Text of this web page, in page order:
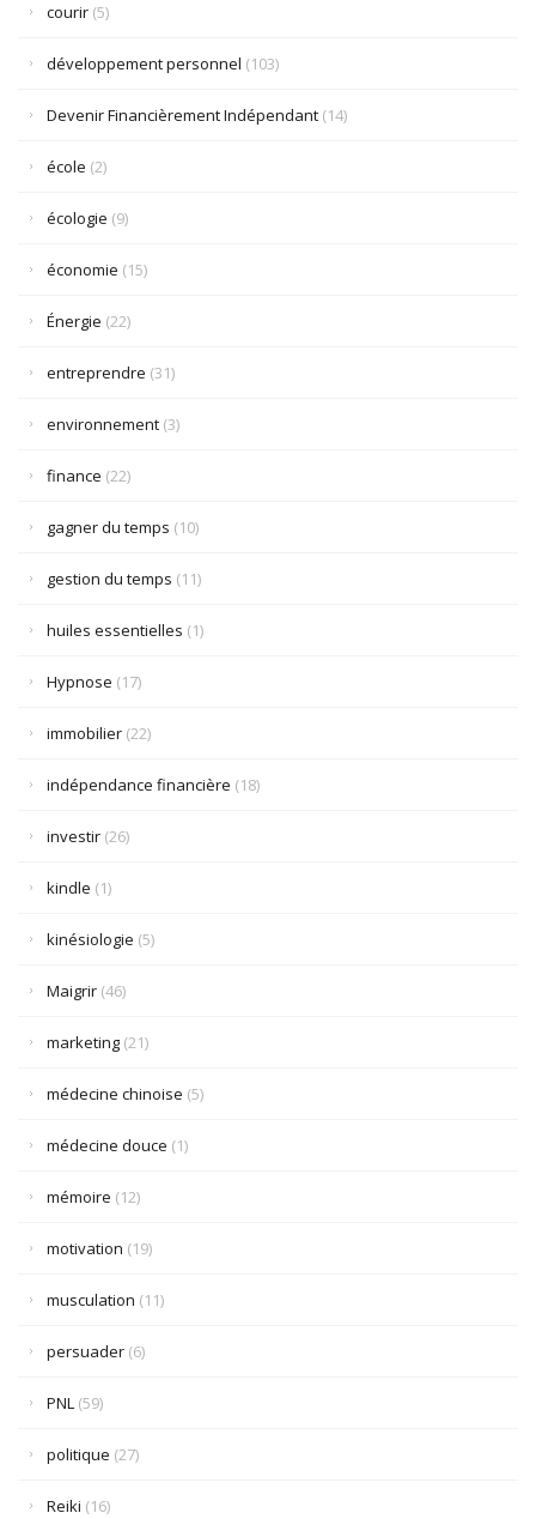
courir (5)
développement personnel (103)
Devenir Financièrement Indépendant (14)
école (2)
écologie (9)
économie (15)
Énergie (22)
entreprendre (31)
environnement (3)
finance (22)
gagner du temps (10)
gestion du temps (11)
huiles essentielles (1)
Hypnose (17)
immobilier (22)
indépendance financière (18)
investir (26)
kindle (1)
kinésiologie (5)
Maigrir (46)
marketing (21)
médecine chinoise (5)
médecine douce (1)
mémoire (12)
motivation (19)
musculation (11)
persuader (6)
PNL (59)
politique (27)
Reiki (16)